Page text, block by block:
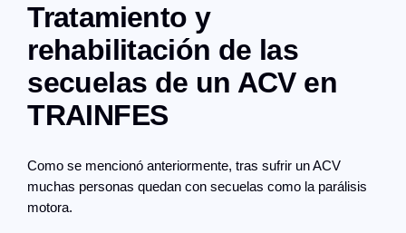
Tratamiento y
rehabilitación de las
secuelas de un ACV en
TRAINFES
Como se mencionó anteriormente, tras sufrir un ACV
muchas personas quedan con secuelas como la parálisis
motora.